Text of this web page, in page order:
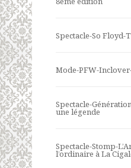
Spectacle-So Floyd-
Mode-PFW-
Spectacle-
une légende
Spectacle-Stomp-
l’ordinaire à La